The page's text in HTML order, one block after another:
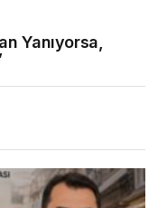
Yanıyorsa,